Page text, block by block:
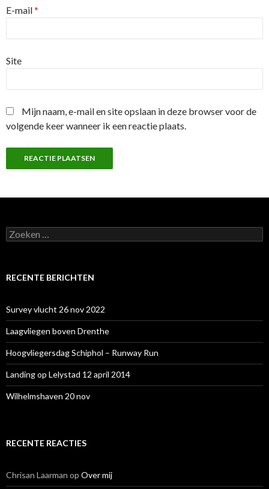
E-mail*
Site
Mijn naam, e-mail en site opslaan in deze browser voor de
volgende keer wanneer ik een reactie plaats.
Zoeken
naar:
RECENTE BERICHTEN
Survey vlucht 26 nov 2022
Laagvliegen boven Drenthe
Hoogvliegersdag Schiphol – Runway Run
Landing op Lelystad 12 april 2014
Wilhelmshaven 20 nov
RECENTE REACTIES
Chrisan Laarman op Over mij